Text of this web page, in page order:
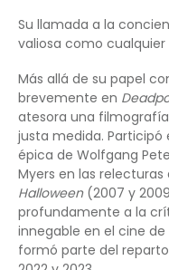
Su llamada a la
valiosa como
Más allá de su papel
brevemente en
atesora una
justa medida. Participó
épica de Wolfgang
Myers en las relecturas
Halloween(2007 y
profundamente a la
innegable en el cine
formó parte del